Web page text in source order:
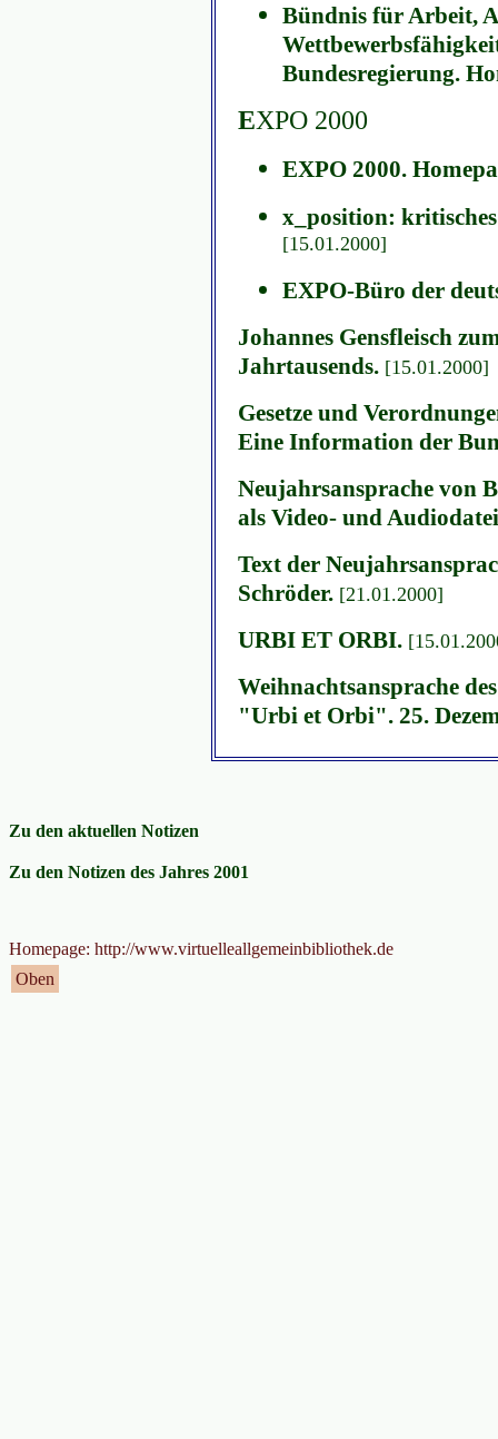
Bündnis für Arbeit,
Bundesregierung.
EXPO 2000
EXPO 2000.
x_position:
[15.01.2000]
EXPO-Büro der
Johannes Gensfleisch
Jahrtausends. [15.01.2000]
Gesetze und
Eine Information der
Neujahrsansprache von
als Video- und
Text der
Schröder. [21.01.2000]
URBI ET ORBI.
Weihnachtsansprache
"Urbi et Orbi". 25.
Zu den aktuellen Notizen
Zu den Notizen des Jahres 2001
Homepage: http://www.virtuelleallgemeinbibliothek.de
Oben